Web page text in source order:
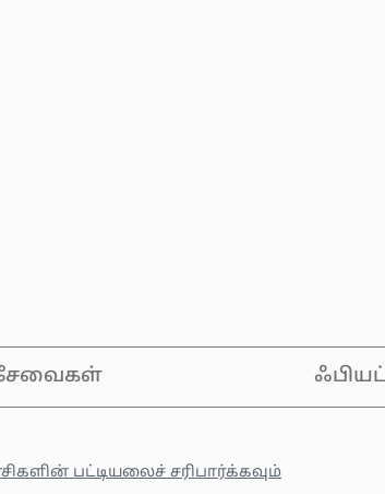
பட்டியலைச் சரிபார்க்கவும்